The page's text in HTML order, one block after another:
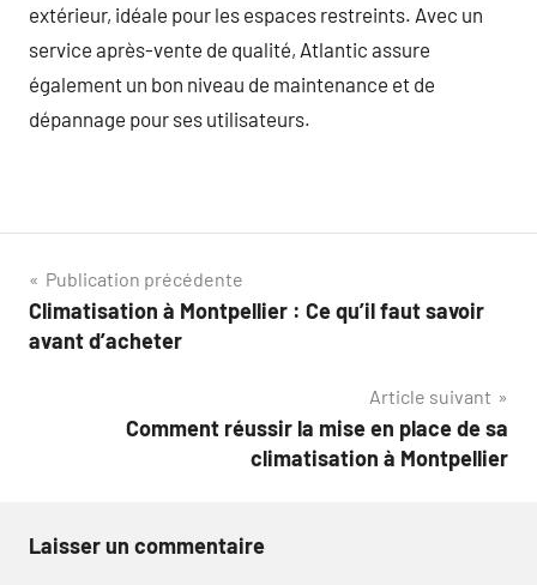
extérieur, idéale pour les espaces restreints. Avec un
service après-vente de qualité, Atlantic assure
également un bon niveau de maintenance et de
dépannage pour ses utilisateurs.
Navigation
de
Publication précédente
Climatisation à Montpellier : Ce qu’il faut savoir
avant d’acheter
Article suivant
Comment réussir la mise en place de sa
climatisation à Montpellier
Laisser un commentaire